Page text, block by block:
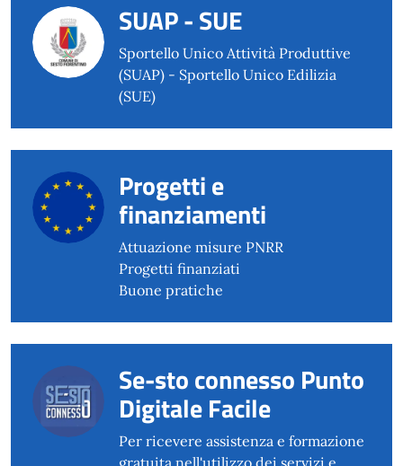
SUAP - SUE
Sportello Unico Attività Produttive
(SUAP) - Sportello Unico Edilizia
(SUE)
Progetti e
finanziamenti
Attuazione misure PNRR
Progetti finanziati
Buone pratiche
Se-sto connesso Punto
Digitale Facile
Per ricevere assistenza e formazione